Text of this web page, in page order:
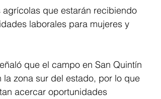
que estarán recibiendo
laborales para mujeres y
que el campo en San Quintín
zona sur del estado, por lo que
acercar oportunidades